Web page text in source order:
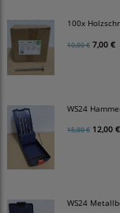
100x
10,00 € 7,00 €
WS24
15,00 € 12,00 €
WS24